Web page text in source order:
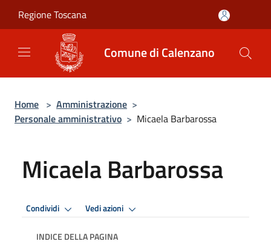
Regione Toscana
Comune di Calenzano
Home > Amministrazione >
Personale amministrativo > Micaela Barbarossa
Micaela Barbarossa
Condividi Vedi azioni
INDICE DELLA PAGINA